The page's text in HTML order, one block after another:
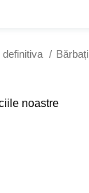
definitiva Bărbați
noastre